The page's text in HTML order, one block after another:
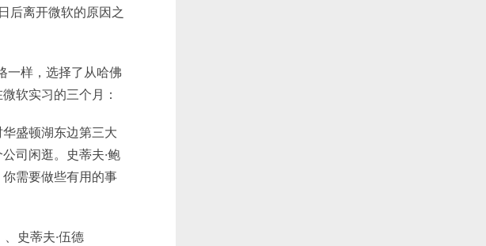
后离开微软的原因之
一样，选择了从哈佛
软实习的三个月：
盛顿湖东边第三大
司闲逛。史蒂夫·鲍
需要做些有用的事
史蒂夫·伍德